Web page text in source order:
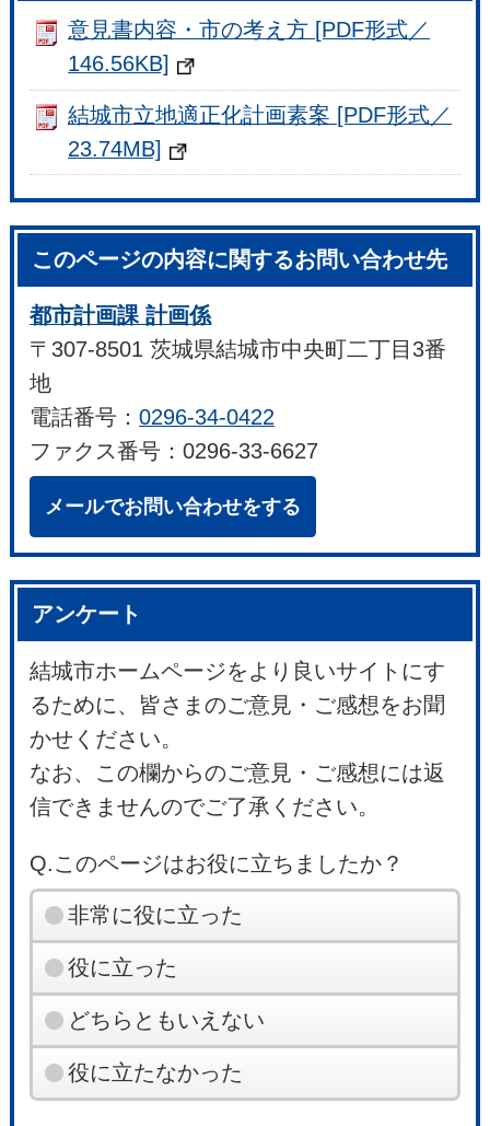
意見書内容・市の考え方 [PDF形式／
146.56KB]
結城市立地適正化計画素案 [PDF形式／
23.74MB]
このページの内容に関するお問い合わせ先
都市計画課 計画係
〒307-8501 茨城県結城市中央町二丁目3番
地
電話番号：0296-34-0422
ファクス番号：0296-33-6627
メールでお問い合わせをする
アンケート
結城市ホームページをより良いサイトにす
るために、皆さまのご意見・ご感想をお聞
かせください。
なお、この欄からのご意見・ご感想には返
信できませんのでご了承ください。
Q.このページはお役に立ちましたか？
非常に役に立った
役に立った
どちらともいえない
役に立たなかった